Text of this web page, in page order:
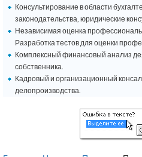
Консультирование в области
законодательства, юридические
Независимая оценка
Разработка тестов для оценки
Комплексный финансовый анализ
собственника.
Кадровый и организационный
делопроизводства.